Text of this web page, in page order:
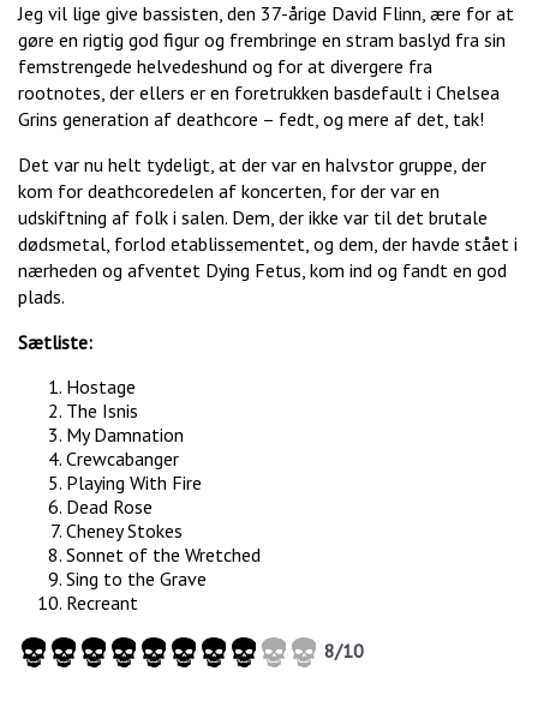
Jeg vil lige give bassisten, den 37-årige David Flinn, ære for at
gøre en rigtig god figur og frembringe en stram baslyd fra sin
femstrengede helvedeshund og for at divergere fra
rootnotes, der ellers er en foretrukken basdefault i Chelsea
Grins generation af deathcore – fedt, og mere af det, tak!
Det var nu helt tydeligt, at der var en halvstor gruppe, der
kom for deathcoredelen af koncerten, for der var en
udskiftning af folk i salen. Dem, der ikke var til det brutale
dødsmetal, forlod etablissementet, og dem, der havde stået i
nærheden og afventet Dying Fetus, kom ind og fandt en god
plads.
Sætliste:
Hostage
The Isnis
My Damnation
Crewcabanger
Playing With Fire
Dead Rose
Cheney Stokes
Sonnet of the Wretched
Sing to the Grave
Recreant
8/10